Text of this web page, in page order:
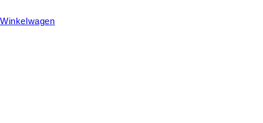
Winkelwagen